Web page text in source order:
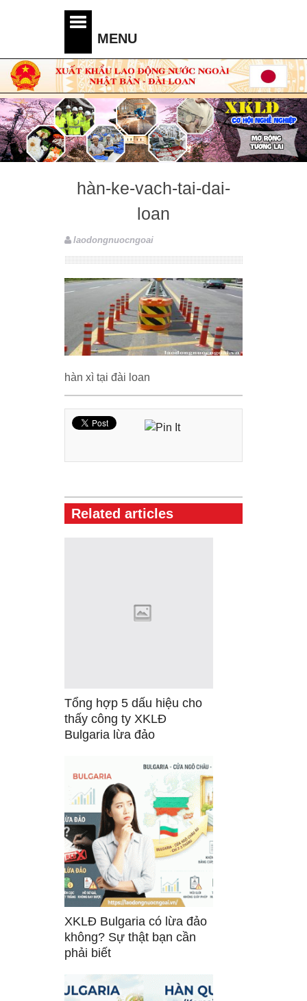
hàn-ke-vach-tai-dai-
loan
laodongnuocngoai
hàn xì tại đài loan
Related articles
Tổng hợp 5 dấu hiệu cho
thấy công ty XKLĐ
Bulgaria lừa đảo
XKLĐ Bulgaria có lừa đảo
không? Sự thật bạn cần
phải biết